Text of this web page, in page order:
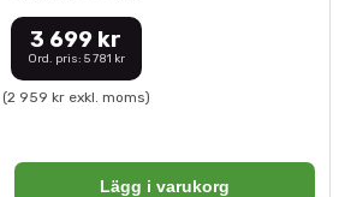
3 699 kr
Ord. pris: 5 781 kr
(2 959 kr exkl. moms)
Lägg i varukorg